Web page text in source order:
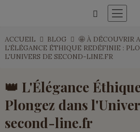
ACCUEIL BLOG 🤩 À DÉCOUVRIR
L'ÉLÉGANCE ÉTHIQUE REDÉFINIE :
L'UNIVERS DE SECOND-LINE.FR
👑 L'Élégance
Plongez dans
second-line.fr